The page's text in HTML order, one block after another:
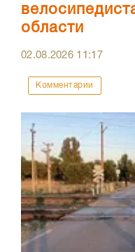
области
02.08.2026 11:17
Комментарии